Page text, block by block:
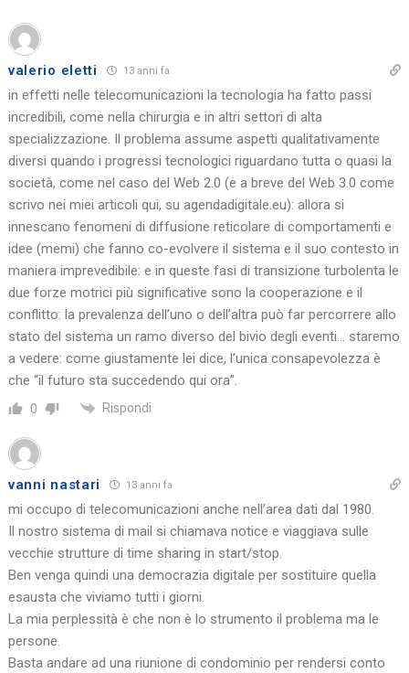
valerio eletti 13 anni fa
in effetti nelle telecomunicazioni la tecnologia ha fatto passi
incredibili, come nella chirurgia e in altri settori di alta
specializzazione. Il problema assume aspetti qualitativamente
diversi quando i progressi tecnologici riguardano tutta o quasi la
società, come nel caso del Web 2.0 (e a breve del Web 3.0 come
scrivo nei miei articoli qui, su agendadigitale.eu): allora si
innescano fenomeni di diffusione reticolare di comportamenti e
idee (memi) che fanno co-evolvere il sistema e il suo contesto in
maniera imprevedibile: e in queste fasi di transizione turbolenta le
due forze motrici più significative sono la cooperazione e il
conflitto: la prevalenza dell’uno o dell’altra può far percorrere allo
stato del sistema un ramo diverso del bivio degli eventi… staremo
a vedere: come giustamente lei dice, l’unica consapevolezza è
che “il futuro sta succedendo qui ora”.
0 Rispondi
vanni nastari 13 anni fa
mi occupo di telecomunicazioni anche nell’area dati dal 1980.
Il nostro sistema di mail si chiamava notice e viaggiava sulle
vecchie strutture di time sharing in start/stop.
Ben venga quindi una democrazia digitale per sostituire quella
esausta che viviamo tutti i giorni.
La mia perplessità è che non è lo strumento il problema ma le
persone.
Basta andare ad una riunione di condominio per rendersi conto